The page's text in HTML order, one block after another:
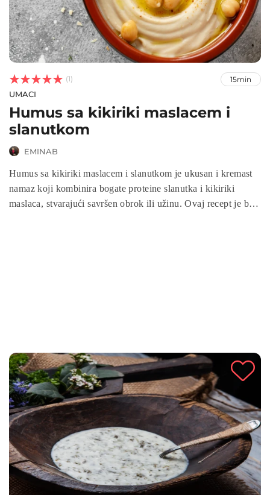


 (1) 15min
UMACI
Humus sa kikiriki maslacem i
slanutkom
EMINAB
Humus sa kikiriki maslacem i slanutkom je ukusan i kremast
namaz koji kombinira bogate proteine slanutka i kikiriki
maslaca, stvarajući savršen obrok ili užinu. Ovaj recept je brz,